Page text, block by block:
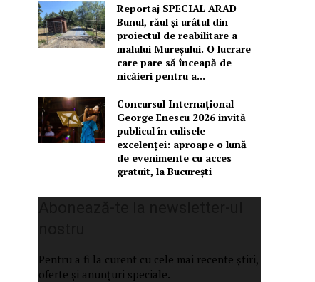
Reportaj SPECIAL ARAD
Bunul, răul și urâtul din
proiectul de reabilitare a
malului Mureșului. O lucrare
care pare să înceapă de
nicăieri pentru a...
Concursul Internațional
George Enescu 2026 invită
publicul în culisele
excelenței: aproape o lună
de evenimente cu acces
gratuit, la București
Pentru a fi la curent cu cele mai recente știri,
oferte și anunțuri speciale.